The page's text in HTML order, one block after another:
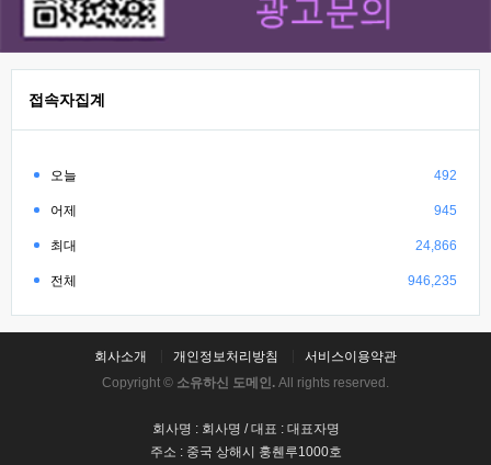
접속자집계
오늘 492
어제 945
최대 24,866
전체 946,235
회사소개 개인정보처리방침
서비스이용약관
Copyright © 소유하신 도메인. All rights reserved.
회사명 : 회사명 / 대표 : 대표자명
주소 : 중국 상해시 훙췐루1000호